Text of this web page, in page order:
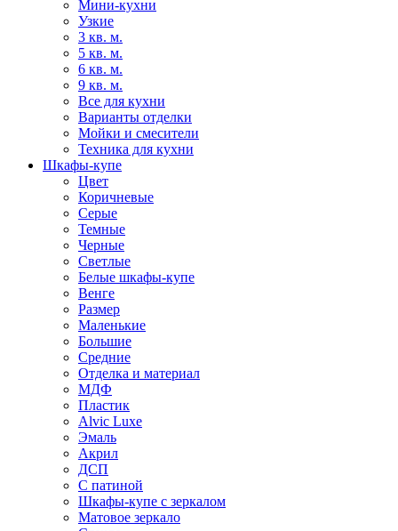
Мини-кухни
Узкие
3 кв. м.
5 кв. м.
6 кв. м.
9 кв. м.
Все для кухни
Варианты отделки
Мойки и смесители
Техника для кухни
Шкафы-купе
Цвет
Коричневые
Серые
Темные
Черные
Светлые
Белые шкафы-купе
Венге
Размер
Маленькие
Большие
Средние
Отделка и материал
МДФ
Пластик
Alvic Luxe
Эмаль
Акрил
ДСП
С патиной
Шкафы-купе с зеркалом
Матовое зеркало